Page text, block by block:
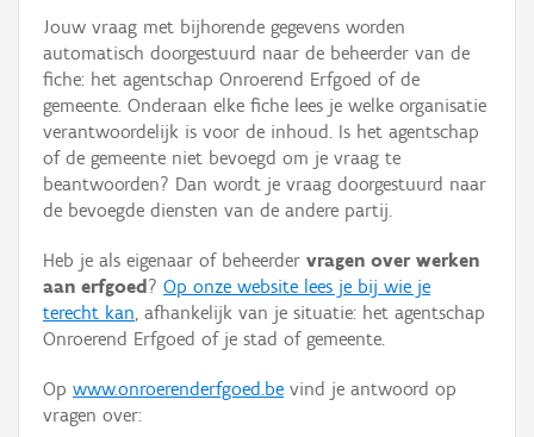
Waarneming
Thema
Gebeurtenis
Persoon of collectief
Hergebruik
Aanmelden
Jouw vraag met bijhorende gegevens worden
automatisch doorgestuurd naar de beheerder van de
fiche: het agentschap Onroerend Erfgoed of de
gemeente. Onderaan elke fiche lees je welke organisatie
verantwoordelijk is voor de inhoud. Is het agentschap
of de gemeente niet bevoegd om je vraag te
beantwoorden? Dan wordt je vraag doorgestuurd naar
de bevoegde diensten van de andere partij.
Heb je als eigenaar of beheerder vragen over werken
aan erfgoed ? Op onze website lees je bij wie je
terecht kan, afhankelijk van je situatie: het agentschap
Onroerend Erfgoed of je stad of gemeente.
Op www.onroerenderfgoed.be vind je antwoord op
vragen over: